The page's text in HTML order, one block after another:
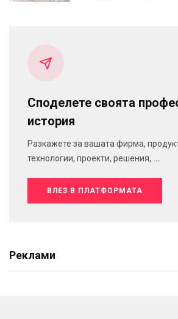
Споделете своята
история
Разкажете за вашата фирма,
технологии, проекти, решения, ...
ВЛЕЗ В ПЛАТФОРМАТА
Реклами